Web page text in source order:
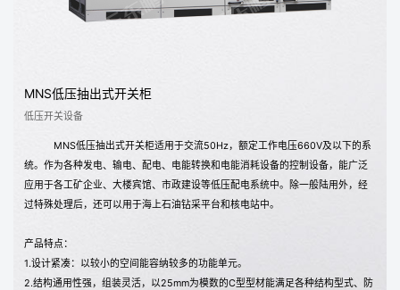
MNS低压抽出式开关柜
低压开关设备
MNS低压抽出式开关柜适用于交流50Hz，额定工作电压660V及以下的系
统。作为各种发电、输电、配电、电能转换和电能消耗设备的控制设备，能广泛
应用于各工矿企业、大楼宾馆、市政建设等低压配电系统中。除一般陆用外，经
过特殊处理后，还可以用于海上石油钻采平台和核电站中。
产品特点：
1.设计紧凑：以较小的空间能容纳较多的功能单元。
2.结构通用性强，组装灵活，以25mm为模数的C型型材能满足各种结构型式、防